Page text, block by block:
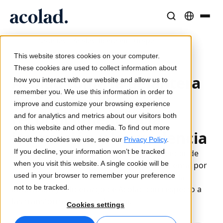
This website stores cookies on your computer.
These cookies are used to collect information about
how you interact with our website and allow us to
remember you. We use this information in order to
improve and customize your browsing experience
and for analytics and metrics about our visitors both
on this website and other media. To find out more
about the cookies we use, see our Privacy Policy.
If you decline, your information won’t be tracked
when you visit this website. A single cookie will be
used in your browser to remember your preference
not to be tracked.
Cookies settings
Traducción
Velocidad de IA, precisión humana
Interpretación
Comunicación fluida, en cualquier lugar
Medios y Entretenimiento
Lleva historias a cada pantalla
Consultoría y Externalización
Lia Translate
Traducciones instantáneas alineadas con tu marca
Conectividad
Integración de flujos de trabajo simplificada
Interpretación por IA
Traducción de voz en tiempo real
Garantía de calidad
Casos de éxito
Resultados reales de nuestros clientes
Artículos
Opiniones expertas sobre contenido global
Ebooks
Guías y estrategias detalladas
Webinars a demanda
Sobre Acolad
Sostenibilidad
Partners
Noticias
10 de julio de 2024
Acolad toma la delantera
en Europa: un
reconocimiento a la
innovación y la excelencia
Acolad ha sido nombrado el primer proveedor de
servicios lingüísticos (LSP) de Europa occidental por
CSA Research. Este reconocimiento destaca la
innovación y el liderazgo de Acolad con respecto a
las transformaciones del sector.